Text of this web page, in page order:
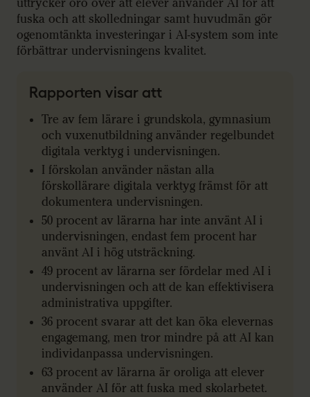
uttrycker oro över att elever använder AI för att
fuska och att skolledningar samt huvudmän gör
ogenomtänkta investeringar i AI-system som inte
förbättrar undervisningens kvalitet.
Rapporten visar att
Tre av fem lärare i grundskola, gymnasium
och vuxenutbildning använder regelbundet
digitala verktyg i undervisningen.
I förskolan använder nästan alla
förskollärare digitala verktyg främst för att
dokumentera undervisningen.
50 procent av lärarna har inte använt AI i
undervisningen, endast fem procent har
använt AI i hög utsträckning.
49 procent av lärarna ser fördelar med AI i
undervisningen och att de kan effektivisera
administrativa uppgifter.
36 procent svarar att det kan öka elevernas
engagemang, men tror mindre på att AI kan
individanpassa undervisningen.
63 procent av lärarna är oroliga att elever
använder AI för att fuska med skolarbetet.